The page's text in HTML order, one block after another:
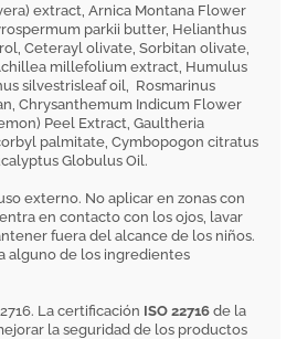
extract, Arnica Montana Flower
parkii butter, Helianthus
Ceterayl olivate, Sorbitan olivate,
millefolium extract, Humulus
silvestrisleaf oil, Rosmarinus
Chrysanthemum Indicum Flower
Peel Extract, Gaultheria
palmitate, Cymbopogon citratus
Globulus Oil.
externo. No aplicar en zonas con
en contacto con los ojos, lavar
fuera del alcance de los niños.
alguno de los ingredientes
La certificación ISO 22716 de la
la seguridad de los productos